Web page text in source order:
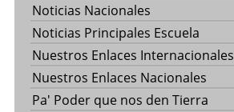
Noticias Nacionales
Noticias Principales Escuela
Nuestros Enlaces Internacionales
Nuestros Enlaces Nacionales
Pa' Poder que nos den Tierra